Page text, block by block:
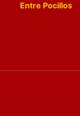
Entre Pocillos